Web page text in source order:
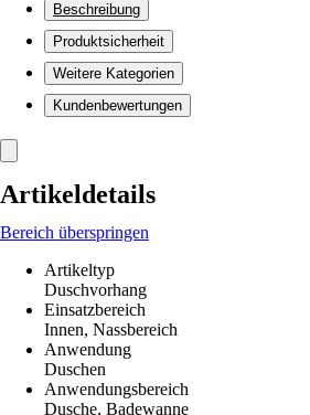
Beschreibung
Produktsicherheit
Weitere Kategorien
Kundenbewertungen
Artikeldetails
Bereich überspringen
Artikeltyp
Duschvorhang
Einsatzbereich
Innen, Nassbereich
Anwendung
Duschen
Anwendungsbereich
Dusche, Badewanne